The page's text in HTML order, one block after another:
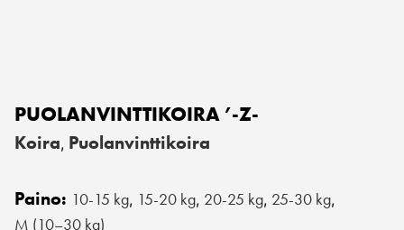
PUOLANVINTTIKOIRA ’-Z-
Koira, Puolanvinttikoira
Paino: 10-15 kg, 15-20 kg, 20-25 kg, 25-30 kg,
M (10–30 kg)